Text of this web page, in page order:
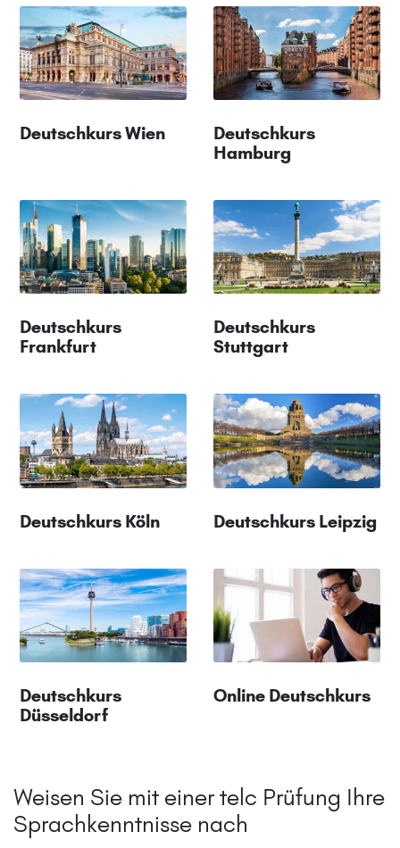
Deutschkurs Wien
Deutschkurs
Hamburg
Deutschkurs
Frankfurt
Deutschkurs
Stuttgart
Deutschkurs Köln Deutschkurs Leipzig
Deutschkurs
Düsseldorf
Online Deutschkurs
Weisen Sie mit einer telc Prüfung Ihre
Sprachkenntnisse nach